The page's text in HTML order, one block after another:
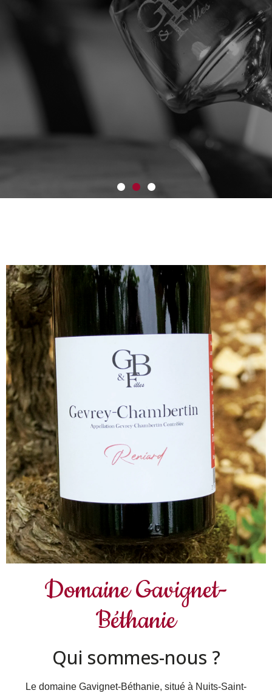
au féminin assumé !
Domaine Gavignet-
Béthanie
Qui sommes-nous ?
Le domaine Gavignet-Béthanie, situé à Nuits-Saint-